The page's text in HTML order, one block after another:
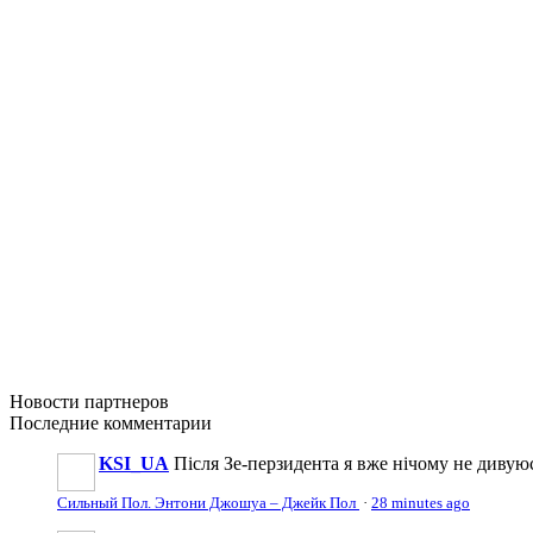
Новости партнеров
Последние комментарии
KSI_UA Після Зе-перзидента я вже нічому не
Сильный Пол. Энтони Джошуа – Джейк Пол · 28 minutes ago